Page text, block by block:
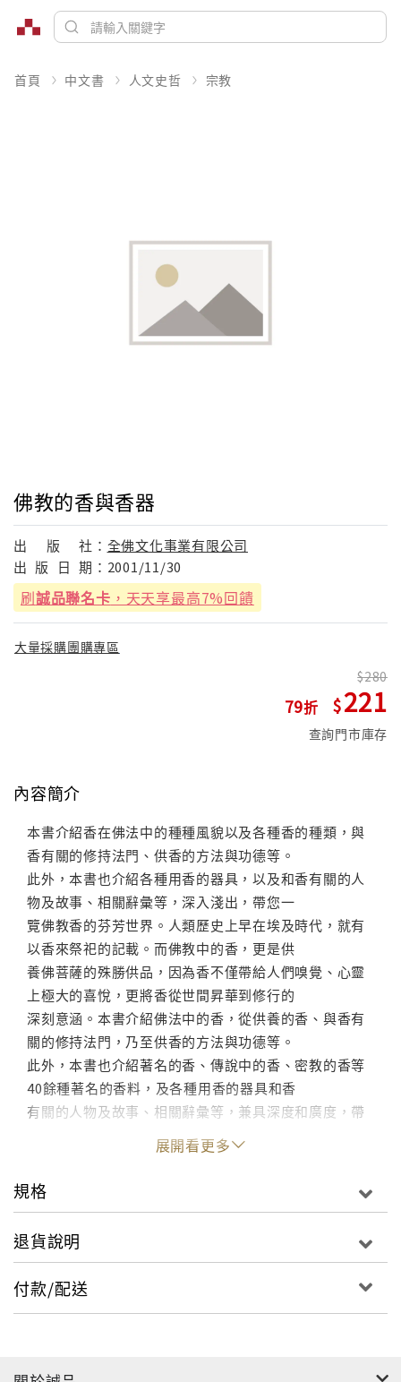
首頁 中文書 人文史哲 宗教
佛教的香與香器
出 版 社： 全佛文化事業有限公司
出 版 日 期： 2001/11/30
刷誠品聯名卡 ，天天享最高7%回饋
大量採購團購專區
79
280
221
查詢門市庫存
內容簡介
本書介紹香在佛法中的種種風貌以及各種香的種類，與
香有關的修持法門、供香的方法與功德等。
此外，本書也介紹各種用香的器具，以及和香有關的人
物及故事、相關辭彙等，深入淺出，帶您一
覽佛教香的芬芳世界。人類歷史上早在埃及時代，就有
以香來祭祀的記載。而佛教中的香，更是供
養佛菩薩的殊勝供品，因為香不僅帶給人們嗅覺、心靈
上極大的喜悅，更將香從世間昇華到修行的
深刻意涵。本書介紹佛法中的香，從供養的香、與香有
關的修持法門，乃至供香的方法與功德等。
此外，本書也介紹著名的香、傳說中的香、密教的香等
40餘種著名的香料，及各種用香的器具和香
有關的人物及故事、相關辭彙等，兼具深度和廣度，帶
您飽覽香與香器的芬芳與典緻。
展開看更多
規格
退貨說明
付款/配送